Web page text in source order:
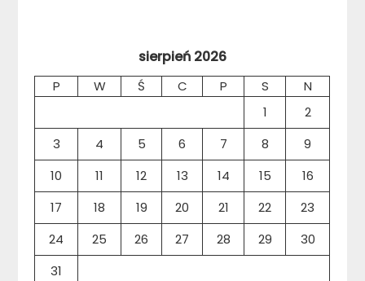
sierpień 2026
P W Ś C P S
N
1
2
3
4 5 6 7 8
9
10
11 12 13 14 15
16
17
18 19 20 21 22
23
24
25 26 27 28 29
30
31